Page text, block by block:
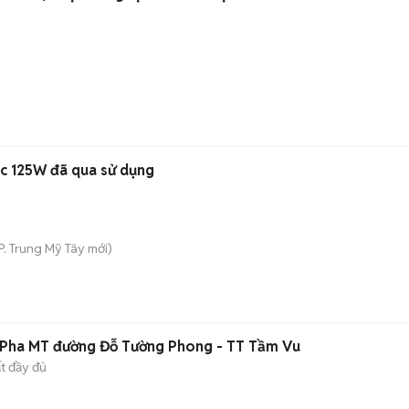
125W đã qua sử dụng
Trung Mỹ Tây mới)
MT đường Đỗ Tường Phong - TT Tầm Vu
đầy đủ